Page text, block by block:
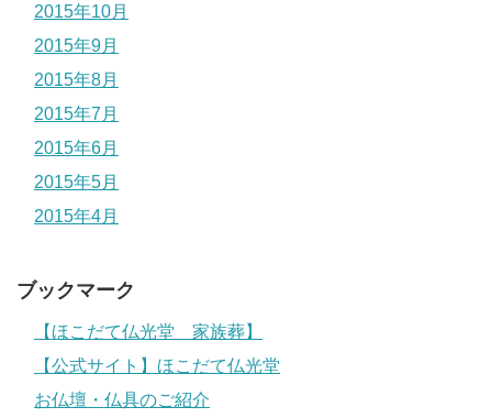
2015年10月
2015年9月
2015年8月
2015年7月
2015年6月
2015年5月
2015年4月
ブックマーク
【ほこだて仏光堂 家族葬】
【公式サイト】ほこだて仏光堂
お仏壇・仏具のご紹介